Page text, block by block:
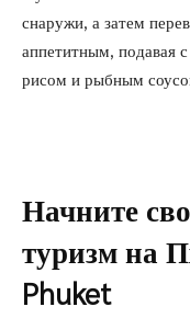
снаружи, а затем
аппетитным, подавая
рисом и рыбным
Начните
туризм на
Phuket